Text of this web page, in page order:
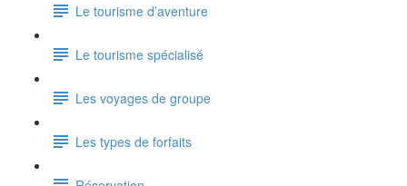
Le tourisme d’aventure
Le tourisme spécialisé
Les voyages de groupe
Les types de forfaits